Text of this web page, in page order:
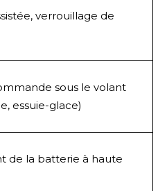
verrouillage de
sous le volant
essuie-glace)
de la batterie à haute